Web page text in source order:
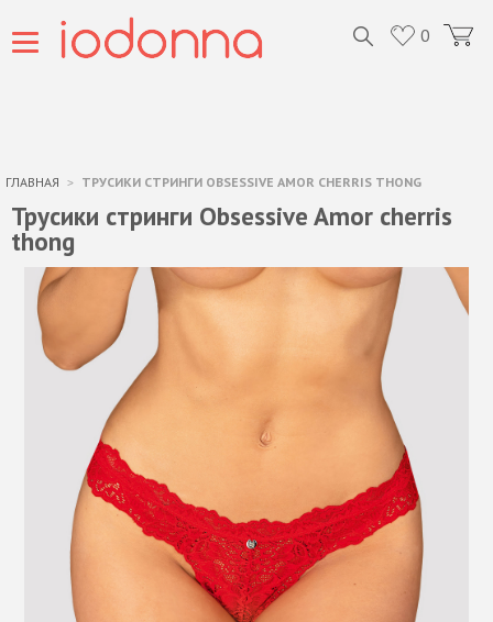
0
ГЛАВНАЯ ТРУСИКИ СТРИНГИ OBSESSIVE AMOR CHERRIS THONG
Трусики стринги Obsessive Amor cherris
thong